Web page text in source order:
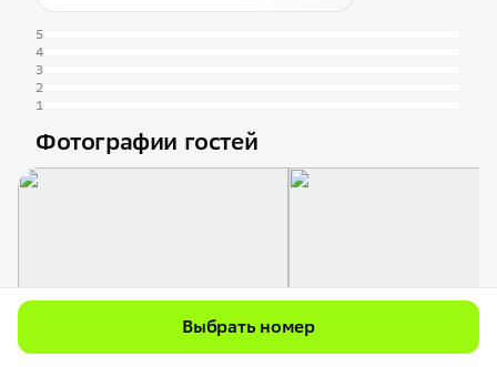
5
4
3
2
1
Фотографии гостей
Выбрать номер